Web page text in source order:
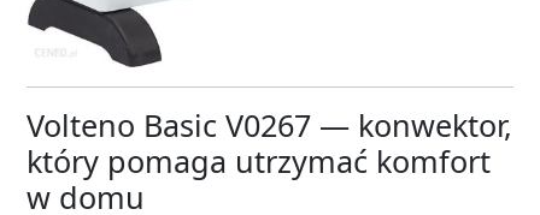
Volteno Basic V0267 — konwektor,
który pomaga utrzymać komfort
w domu